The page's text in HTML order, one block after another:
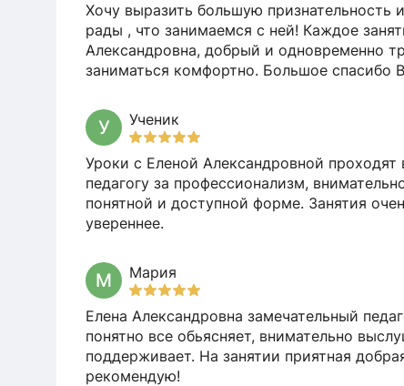
Хочу выразить большую признательность
рады , что занимаемся с ней! Каждое
Александровна, добрый и одновременно
заниматься комфортно. Большое спасибо
У Ученик
Уроки с Еленой Александровной
педагогу за профессионализм,
понятной и доступной форме. Занятия
увереннее.
М Мария
Елена Александровна замечательный
понятно все обьясняет, внимательно
поддерживает. На занятии приятная
рекомендую!